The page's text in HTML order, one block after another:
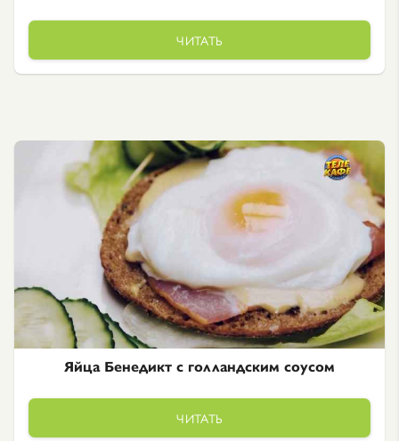
ЧИТАТЬ
Яйца Бенедикт с голландским соусом
ЧИТАТЬ